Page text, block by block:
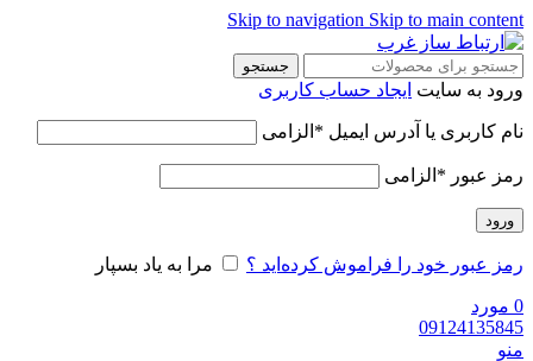
Skip to navigation Skip to main content
جستجو
ورود به سایت ایجاد حساب کاربری
نام کاربری یا آدرس ایمیل * الزامی
رمز عبور * الزامی
ورود
رمز عبور خود را فراموش کرده‌اید ؟ مرا به یاد بسپار
0 مورد
09124135845
منو